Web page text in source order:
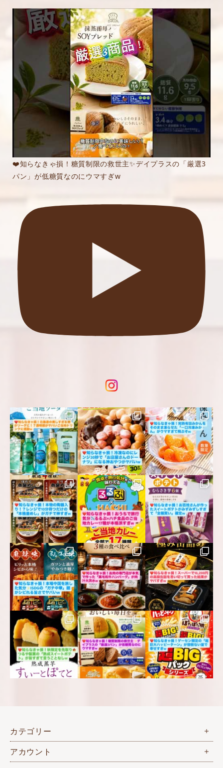
❤️知らなきゃ損！糖質制限の救世主✨デイプラスの「厳選3
パン」が低糖質なのにウマすぎw
カテゴリー
アカウント